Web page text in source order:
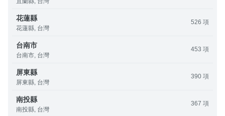
花蓮縣
花蓮縣, 台灣
526 項
台南市
台南市, 台灣
453 項
屏東縣
屏東縣, 台灣
390 項
南投縣
南投縣, 台灣
367 項